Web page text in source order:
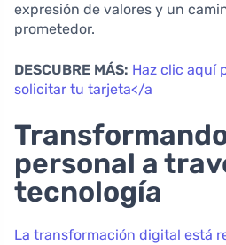
expresión de valores y un
prometedor.
DESCUBRE MÁS: Haz clic aquí
solicitar tu tarjeta</a
personal a
tecnología
La transformación digital está